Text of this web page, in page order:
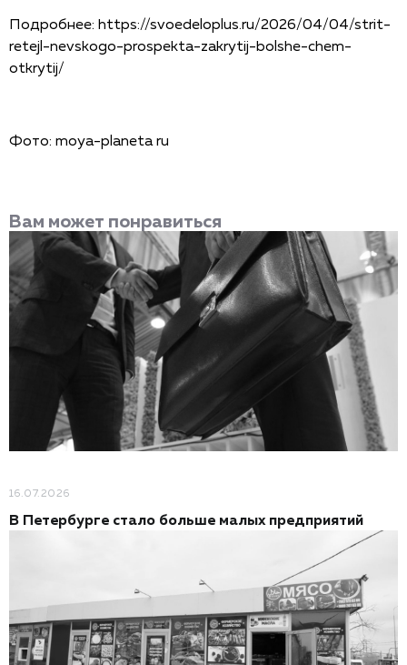
Подробнее: https://svoedeloplus.ru/2026/04/04/strit-
retejl-nevskogo-prospekta-zakrytij-bolshe-chem-
otkrytij/
Фото: moya-planeta ru
Вам может понравиться
16.07.2026
В Петербурге стало больше малых предприятий